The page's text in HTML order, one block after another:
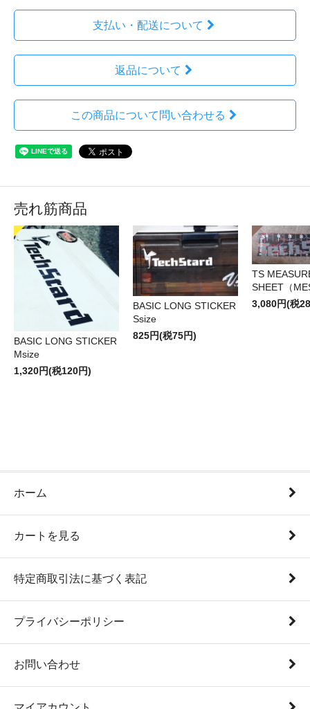
支払い・配送について
返品について
この商品について問い合わせる
売れ筋商品
BASIC LONG STICKER
Msize
1,320円(税120円)
BASIC LONG STICKER
Ssize
825円(税75円)
TS
SHEET（
3,080円(税
ホーム
カートを見る
特定商取引法に基づく表記
プライバシーポリシー
お問い合わせ